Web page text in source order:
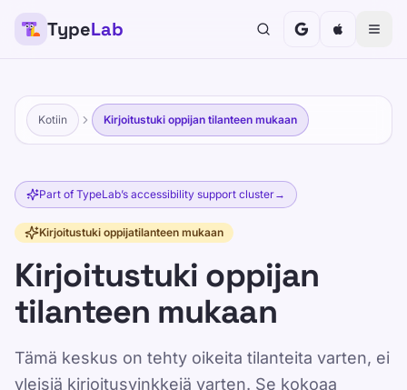
TypeLab
Kotiin Kirjoitustuki oppijan tilanteen mukaan
Part of TypeLab’s accessibility support cluster→
Kirjoitustuki oppijatilanteen mukaan
Kirjoitustuki oppijan
tilanteen mukaan
Tämä keskus on tehty oikeita tilanteita varten, ei
yleisiä kirjoitusvinkkejä varten. Se kokoaa